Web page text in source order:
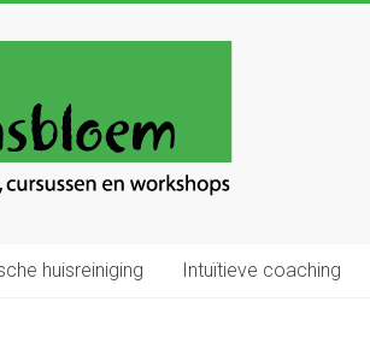
huisreiniging Intuïtieve coaching